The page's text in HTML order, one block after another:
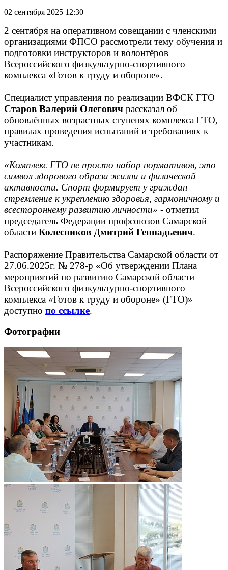
02 сентября 2025 12:30
2 сентября на оперативном совещании с членскими
организациями ФПСО рассмотрели тему обучения и
подготовки инструкторов и волонтёров
Всероссийского физкультурно-спортивного
комплекса «Готов к труду и обороне».
Специалист управления по реализации ВФСК ГТО
Старов Валерий Олегович рассказал об
обновлённых возрастных ступенях комплекса ГТО,
правилах проведения испытаний и требованиях к
участникам.
«Комплекс ГТО не просто набор нормативов, это
символ здорового образа жизни и физической
активности. Спорт формирует у граждан
стремление к укреплению здоровья, гармоничному и
всестороннему развитию личности» - отметил
председатель Федерации профсоюзов Самарской
области Колесников Дмитрий Геннадьевич.
Распоряжение Правительства Самарской области от
27.06.2025г. № 278-р «Об утверждении Плана
мероприятий по развитию Самарской области
Всероссийского физкультурно-спортивного
комплекса «Готов к труду и обороне» (ГТО)»
доступно по ссылке.
Фотографии